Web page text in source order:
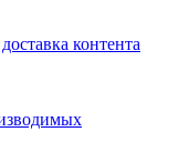
контента